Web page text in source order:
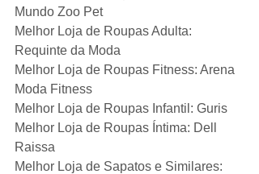
Mundo Zoo Pet
Melhor Loja de Roupas Adulta:
Requinte da Moda
Melhor Loja de Roupas Fitness: Arena
Moda Fitness
Melhor Loja de Roupas Infantil: Guris
Melhor Loja de Roupas Íntima: Dell
Raissa
Melhor Loja de Sapatos e Similares: